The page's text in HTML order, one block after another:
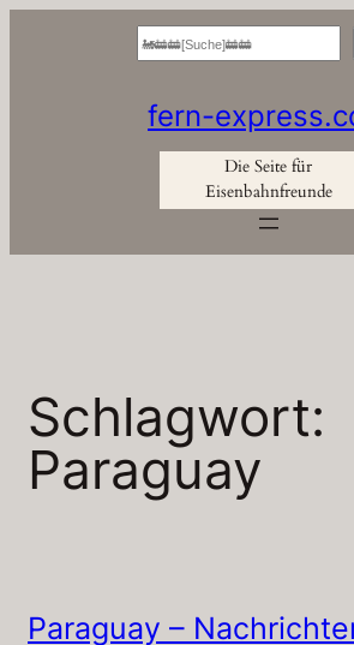
Suchen
fern-
Die Seite für
Eisenbahnfreunde
Schlagwort:
Paraguay
Paraguay –